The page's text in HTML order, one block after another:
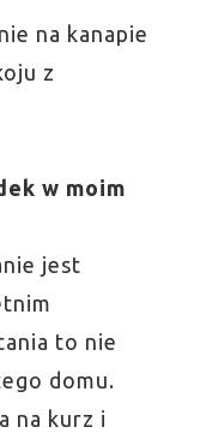
na kanapie
z
w moim
jest
to nie
domu.
na kurz i